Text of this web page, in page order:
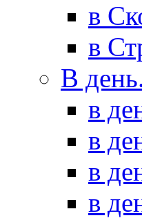
в
в
В
в
в
в
в